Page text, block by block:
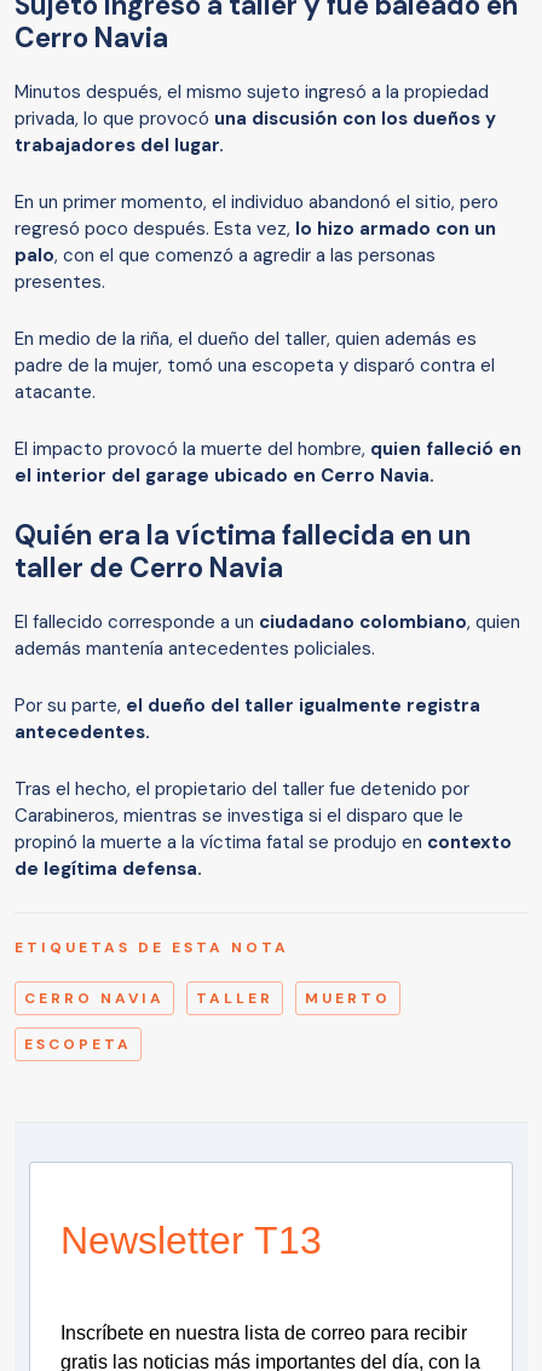
Cerro Navia
Minutos después, el mismo sujeto ingresó a la propiedad
privada, lo que provocó una discusión con los dueños y
trabajadores del lugar.
En un primer momento, el individuo abandonó el sitio, pero
regresó poco después. Esta vez, lo hizo armado con un
palo, con el que comenzó a agredir a las personas
presentes.
En medio de la riña, el dueño del taller, quien además es
padre de la mujer, tomó una escopeta y disparó contra el
atacante.
El impacto provocó la muerte del hombre, quien falleció en
el interior del garage ubicado en Cerro Navia.
Quién era la víctima fallecida en un
taller de Cerro Navia
El fallecido corresponde a un ciudadano colombiano, quien
además mantenía antecedentes policiales.
Por su parte, el dueño del taller igualmente registra
antecedentes.
Tras el hecho, el propietario del taller fue detenido por
Carabineros, mientras se investiga si el disparo que le
propinó la muerte a la víctima fatal se produjo en contexto
de legítima defensa.
ETIQUETAS DE ESTA NOTA
CERRO NAVIA TALLER MUERTO
ESCOPETA
Newsletter T13
Inscríbete en nuestra lista de correo para recibir
gratis las noticias más importantes del día, con la